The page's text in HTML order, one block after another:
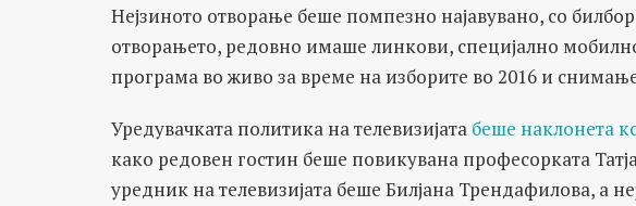
Нејзиното отворање беше помпезно најавувано, со
отворањето, редовно имаше линкови, специјално
програма во живо за време на изборите во 2016 и
Уредувачката политика на телевизијата беше наклонета
како редовен гостин беше повикувана професорката
уредник на телевизијата беше Билјана Трендафилова, а